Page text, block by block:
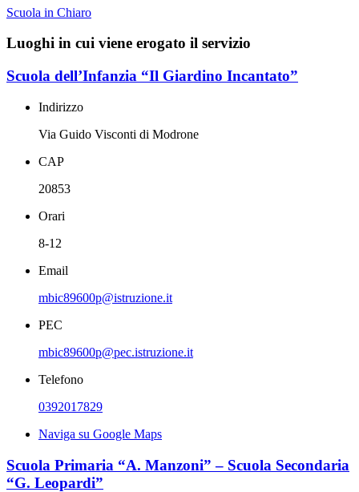
Scuola in Chiaro
Luoghi in cui viene erogato il servizio
Scuola dell’Infanzia “Il Giardino Incantato”
Indirizzo
Via Guido Visconti di Modrone
CAP
20853
Orari
8-12
Email
mbic89600p@istruzione.it
PEC
mbic89600p@pec.istruzione.it
Telefono
0392017829
Naviga su Google Maps
Scuola Primaria “A. Manzoni” – Scuola Secondaria
“G. Leopardi”